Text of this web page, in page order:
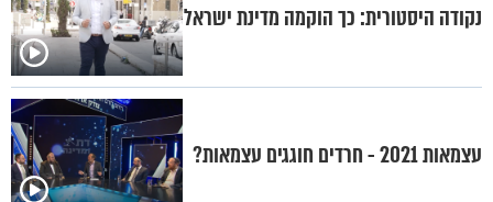
נקודה היסטורית: כך הוקמה מדינת ישראל
עצמאות 2021 - חרדים חוגגים עצמאות?